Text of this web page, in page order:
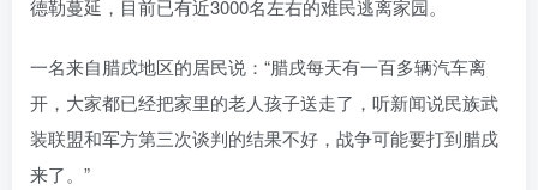
德勒蔓延，目前已有近3000名左右的难民逃离家园。
一名来自腊戌地区的居民说：“腊戌每天有一百多辆汽车离
开，大家都已经把家里的老人孩子送走了，听新闻说民族武
装联盟和军方第三次谈判的结果不好，战争可能要打到腊戌
来了。”